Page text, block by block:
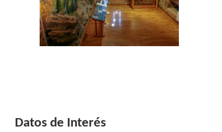
Datos de Interés